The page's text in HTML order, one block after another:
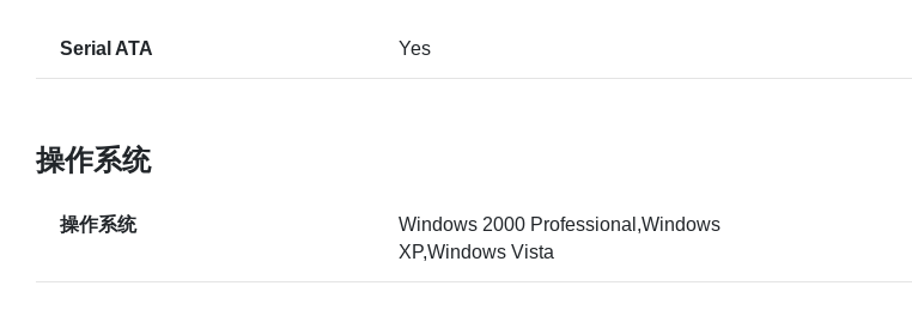
Serial ATA Yes
操作系统
操作系统
Windows 2000 Professional,Windows
XP,Windows Vista